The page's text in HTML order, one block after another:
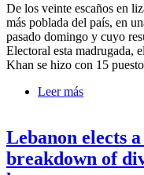
De los veinte escaños en
más poblada del país, en
pasado domingo y cuyo
Electoral esta madrugada,
Khan se hizo con 15
Leer más
Lebanon elects
breakdown of